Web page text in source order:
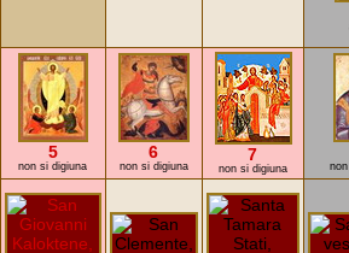
5
non si digiuna
6
non si digiuna
7
non si digiuna